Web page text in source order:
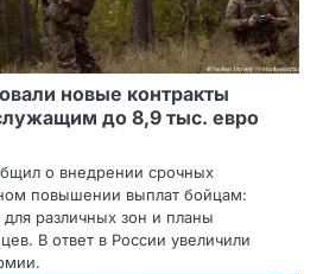
новые контракты
до 8,9 тыс. евро
о внедрении срочных
повышении выплат бойцам:
для различных зон и планы
В ответ в России увеличили